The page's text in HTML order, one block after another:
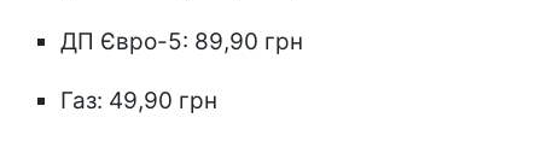
ДП Євро-5: 89,90 грн
Газ: 49,90 грн